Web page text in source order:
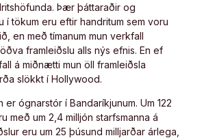
Þær þáttaraðir og
í tökum eru eftir handritum sem voru
en með tímanum mun verkfall
framleiðslu alls nýs efnis. En ef
á miðnætti mun öll framleiðsla
slökkt í Hollywood.
er ógnarstór í Bandaríkjunum. Um 122
með um 2,4 milljón starfsmanna á
eru um 25 þúsund milljarðar árlega,